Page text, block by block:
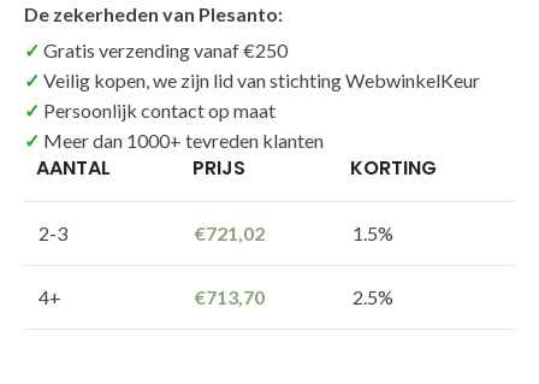
De zekerheden van Plesanto:
Gratis verzending vanaf €250
Veilig kopen, we zijn lid van stichting WebwinkelKeur
Persoonlijk contact op maat
Meer dan 1000+ tevreden klanten
AANTAL PRIJS KORTING
2-3 €721,02 1.5%
4+ €713,70 2.5%